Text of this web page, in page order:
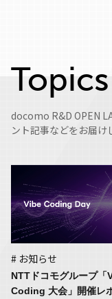
Topics
docomo R&D OPEN
ント記事などをお届け
# お知らせ
NTTドコモグループ「
Coding 大会」開催レ